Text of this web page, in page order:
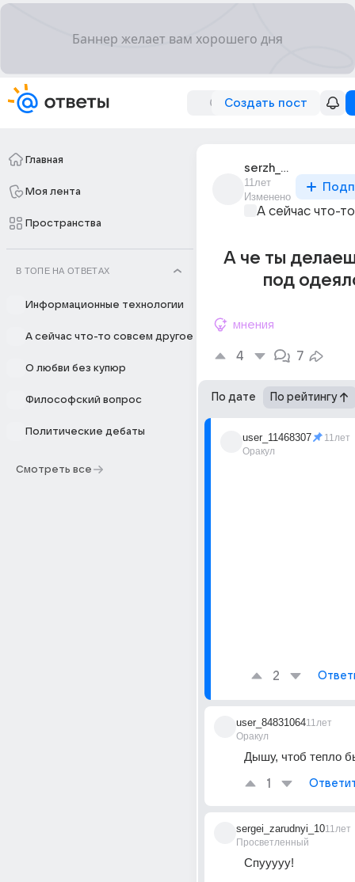
Создать пост
Главная
Моя лента
Пространства
В ТОПЕ НА ОТВЕТАХ
Информационные технологии
А сейчас что-то совсем другое
О любви без купюр
Философский вопрос
Политические дебаты
Смотреть все
serzh_8749
11лет
Изменено
А сейчас что-
А че ты
под
мнения
4 7
По дате По рейтингу
user_11468307
Оракул
11лет
2
user_84831064
Оракул
11лет
Дышу, чтоб тепло
1
sergei_zarudnyi_10
Просветленный
11лет
Спууууу!